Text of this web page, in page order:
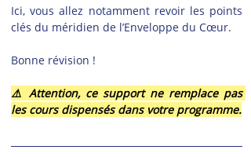
Ici, vous allez notamment revoir les points
clés du méridien de l’Enveloppe du Cœur.
Bonne révision !
⚠️ Attention, ce support ne remplace pas
les cours dispensés dans votre programme.